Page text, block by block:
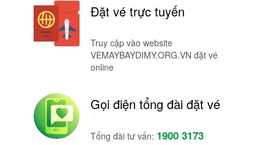
Đặt vé trực tuyến
Truy cập vào website
VEMAYBAYDIMY.ORG.VN đặt vé
online
Gọi điện tổng đài đặt vé
Tổng đài tư vấn: 1900 3173